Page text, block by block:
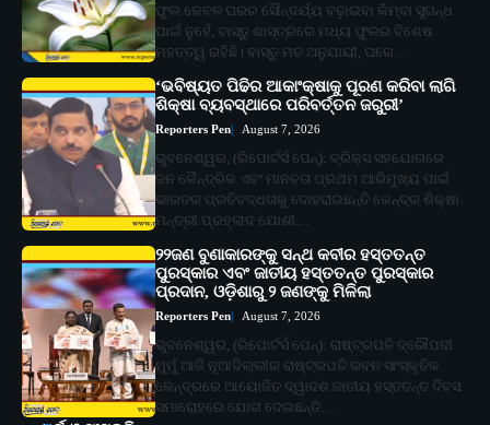
ଫୁଲ କେବଳ ଘରର ସୌନ୍ଦର୍ଯ୍ୟ ବଢ଼ାଇବା କିମ୍ବା ସୁଗନ୍ଧ
ପାଇଁ ନୁହେଁ, ବାସ୍ତୁ ଶାସ୍ତ୍ରରେ ମଧ୍ୟ ଫୁଲର ବିଶେଷ
ମହତ୍ତ୍ୱ ରହିଛି। ବାସ୍ତୁ ମତ ଅନୁଯାୟୀ, ଘରେ…
‘ଭବିଷ୍ୟତ ପିଢିର ଆକାଂକ୍ଷାକୁ ପୂରଣ କରିବା ଲାଗି
ଶିକ୍ଷା ବ୍ୟବସ୍ଥାରେ ପରିବର୍ତ୍ତନ ଜରୁରୀ’
Reporters Pen August 7, 2026
ଭୁବନେଶ୍ୱର, (ରିପୋର୍ଟର୍ସ ପେନ୍‌): ବ୍ରିକ୍ସ ସହଯୋଗରେ
ଜନ କୈନ୍ଦ୍ରିକ ଏବଂ ମାନବତା ପ୍ରଥମ ଆଭିମୁଖ୍ୟ ପାଇଁ
ଭାରତର ପ୍ରତିବଦ୍ଧତାକୁ ଦୋହରାଇଛନ୍ତି କେନ୍ଦ୍ର ଶିକ୍ଷା
ମନ୍ତ୍ରୀ ପ୍ରହ୍ଲାଦ ଯୋଶୀ…
୨୨ଜଣ ବୁଣାକାରଙ୍କୁ ସନ୍ଥ କବୀର ହସ୍ତତନ୍ତ
ପୁରସ୍କାର ଏବଂ ଜାତୀୟ ହସ୍ତତନ୍ତ ପୁରସ୍କାର
ପ୍ରଦାନ, ଓଡ଼ିଶାରୁ ୨ ଜଣଙ୍କୁ ମିଳିଲା
Reporters Pen August 7, 2026
ଭୁବନେଶ୍ୱର, (ରିପୋର୍ଟର୍ସ ପେନ୍‌): ରାଷ୍ଟ୍ରପତି ଦ୍ରୌପଦୀ
ମୁର୍ମୁ ଆଜି ନୂଆଦିଲ୍ଲୀର ରାଷ୍ଟ୍ରପତି ଭବନ ସାଂସ୍କୃତିକ
କେନ୍ଦ୍ରରେ ଆୟୋଜିତ ଦ୍ୱାଦଶ ଜାତୀୟ ହସ୍ତତନ୍ତ ଦିବସ
ସମାରୋହରେ ଯୋଗ ଦେଇଛନ୍ତି…